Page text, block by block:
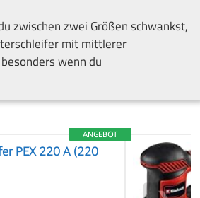
zwischen zwei Größen schwankst,
mit mittlerer
wenn du
ANGEBOT
PEX 220 A (220